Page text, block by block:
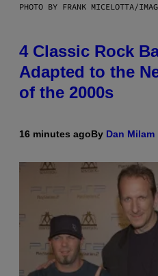
PHOTO BY FRANK MICELOTTA/
4 Classic Rock
Adapted to the
of the 2000s
16 minutes agoBy Dan Milam